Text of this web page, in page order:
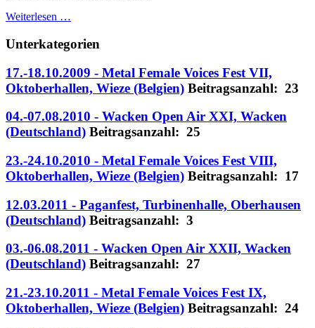
Weiterlesen …
Unterkategorien
17.-18.10.2009 - Metal Female Voices Fest VII,
Oktoberhallen, Wieze (Belgien) Beitragsanzahl: 23
04.-07.08.2010 - Wacken Open Air XXI, Wacken
(Deutschland) Beitragsanzahl: 25
23.-24.10.2010 - Metal Female Voices Fest VIII,
Oktoberhallen, Wieze (Belgien) Beitragsanzahl: 17
12.03.2011 - Paganfest, Turbinenhalle, Oberhausen
(Deutschland) Beitragsanzahl: 3
03.-06.08.2011 - Wacken Open Air XXII, Wacken
(Deutschland) Beitragsanzahl: 27
21.-23.10.2011 - Metal Female Voices Fest IX,
Oktoberhallen, Wieze (Belgien) Beitragsanzahl: 24